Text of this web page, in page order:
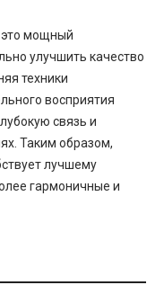
это мощный
улучшить качество
техники
восприятия
связь и
Таким образом,
лучшему
гармоничные и